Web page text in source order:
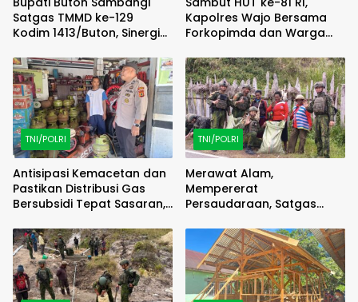
Satgas TMMD ke-129
Kodim 1413/Buton, Sinergi
Menguat
Kapolres Wajo Bersama
Forkopimda dan Warga
Karung
TNI/POLRI
Antisipasi Kemacetan dan
Pastikan Distribusi Gas
Bersubsidi Tepat Sasaran,
Patroli
TNI/POLRI
Merawat Alam,
Mempererat
Persaudaraan, Satgas
Enarotali Wujudkan Paniai
Bersih, Indonesia Asri